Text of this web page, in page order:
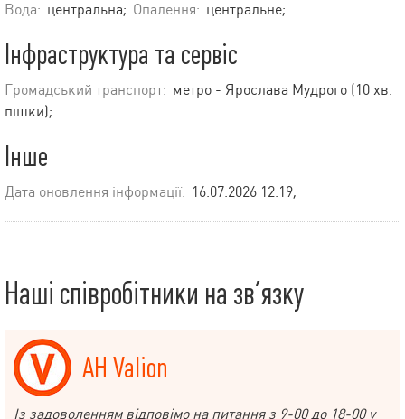
Вода: центральна; Опалення: центральне;
Інфраструктура та сервіс
Громадський транспорт: метро - Ярослава Мудрого (10 хв.
пішки);
Інше
Дата оновлення інформації: 16.07.2026 12:19;
Наші співробітники на зв’язку
АН Valion
Із задоволенням відповімо на питання з 9-00 до 18-00 у